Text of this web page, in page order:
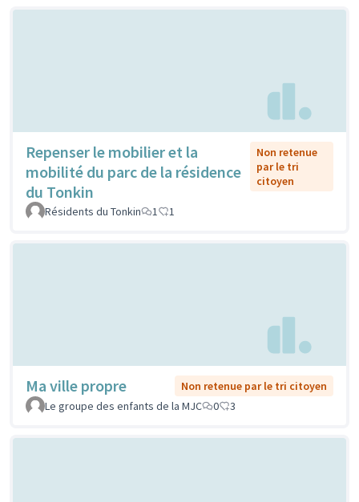
Repenser le mobilier et la
mobilité du parc de la résidence
du Tonkin
Non retenue
par le tri
citoyen
Résidents du Tonkin 1 1
Ma ville propre
Non retenue par le tri citoyen
Le groupe des enfants de la MJC
0 3